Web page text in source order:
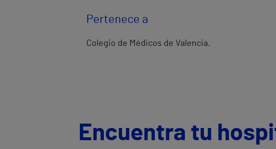
Pertenece a
Colegio de Médicos de Valencia.
Encuentra tu